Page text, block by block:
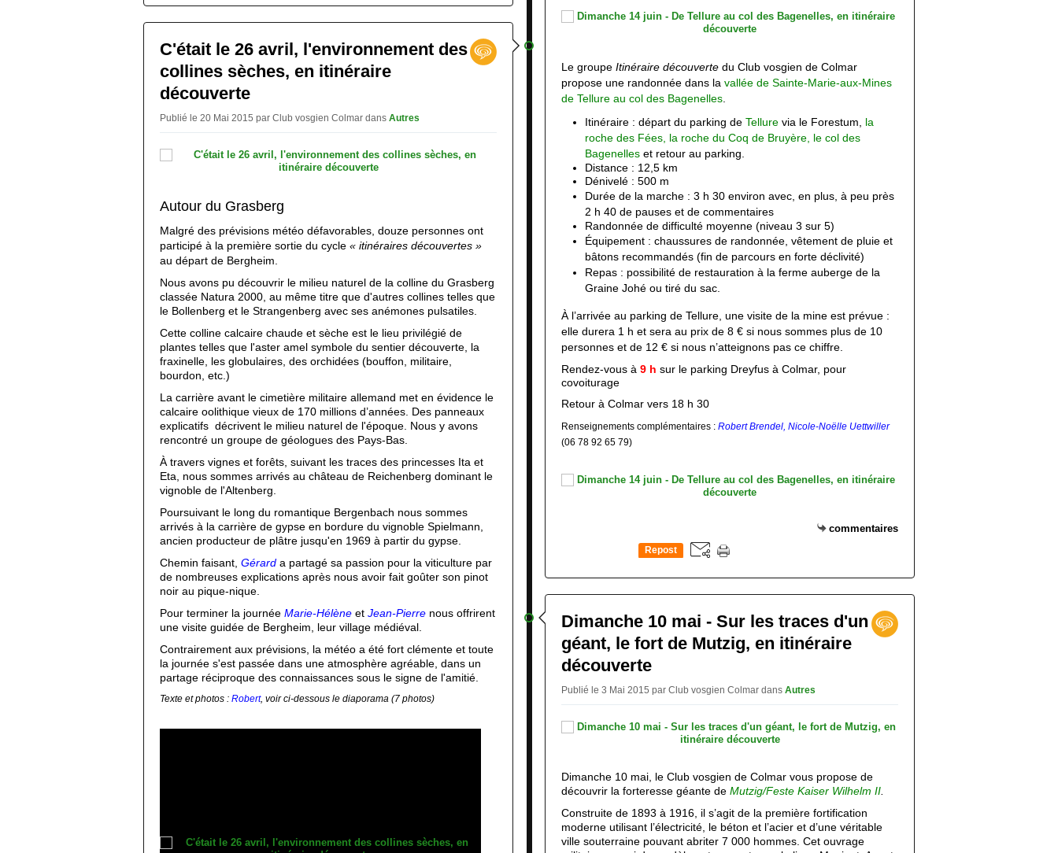
C'était le 26 avril, l'environnement des
collines sèches, en itinéraire
découverte
Publié le 20 Mai 2015 par Club vosgien Colmar dans Autres
Autour du Grasberg
Malgré des prévisions météo défavorables, douze personnes ont
participé à la première sortie du cycle « itinéraires découvertes »
au départ de Bergheim.
Nous avons pu découvrir le milieu naturel de la colline du Grasberg
classée Natura 2000, au même titre que d'autres collines telles que
le Bollenberg et le Strangenberg avec ses anémones pulsatiles.
Cette colline calcaire chaude et sèche est le lieu privilégié de
plantes telles que l'aster amel symbole du sentier découverte, la
fraxinelle, les globulaires, des orchidées (bouffon, militaire,
bourdon, etc.)
La carrière avant le cimetière militaire allemand met en évidence le
calcaire oolithique vieux de 170 millions d’années. Des panneaux
explicatifs décrivent le milieu naturel de l'époque. Nous y avons
rencontré un groupe de géologues des Pays-Bas.
À travers vignes et forêts, suivant les traces des princesses Ita et
Eta, nous sommes arrivés au château de Reichenberg dominant le
vignoble de l'Altenberg.
Poursuivant le long du romantique Bergenbach nous sommes
arrivés à la carrière de gypse en bordure du vignoble Spielmann,
ancien producteur de plâtre jusqu'en 1969 à partir du gypse.
Chemin faisant, Gérard a partagé sa passion pour la viticulture par
de nombreuses explications après nous avoir fait goûter son pinot
noir au pique-nique.
Pour terminer la journée Marie-Hélène et Jean-Pierre nous offrirent
une visite guidée de Bergheim, leur village médiéval.
Contrairement aux prévisions, la météo a été fort clémente et toute
la journée s'est passée dans une atmosphère agréable, dans un
partage réciproque des connaissances sous le signe de l'amitié.
Texte et photos : Robert, voir ci-dessous le diaporama (7 photos)
Le groupe Itinéraire découverte du Club vosgien de Colmar
propose une randonnée dans la vallée de Sainte-Marie-aux-Mines
de Tellure au col des Bagenelles
Itinéraire : départ du parking de Tellure via le Forestum, la
roche des Fées, la roche du Coq de Bruyère, le col des
Bagenelles et retour au parking.
Distance : 12,5 km
Dénivelé : 500 m
Durée de la marche : 3 h 30 environ avec, en plus, à peu près
2 h 40 de pauses et de commentaires
Randonnée de difficulté moyenne (niveau 3 sur 5)
Équipement : chaussures de randonnée, vêtement de pluie et
bâtons recommandés (fin de parcours en forte déclivité)
Repas : possibilité de restauration à la ferme auberge de la
Graine Johé ou tiré du sac.
À l’arrivée au parking de Tellure, une visite de la mine est prévue :
elle durera 1 h et sera au prix de 8 € si nous sommes plus de 10
personnes et de 12 € si nous n’atteignons pas ce chiffre.
Rendez-vous à 9 h sur le parking Dreyfus à Colmar, pour
covoiturage
Retour à Colmar vers 18 h 30
Renseignements complémentaires : Robert Brendel, Nicole-Noëlle Uettwiller
(06 78 92 65 79)
commentaires
Repost
Dimanche 10 mai - Sur les traces d'un
géant, le fort de Mutzig, en itinéraire
découverte
Publié le 3 Mai 2015 par Club vosgien Colmar dans Autres
Dimanche 10 mai, le Club vosgien de Colmar vous propose de
découvrir la forteresse géante de Mutzig/Feste Kaiser Wilhelm II
Construite de 1893 à 1916, il s’agit de la première fortification
moderne utilisant l’électricité, le béton et l’acier et d’une véritable
ville souterraine pouvant abriter 7 000 hommes. Cet ouvrage